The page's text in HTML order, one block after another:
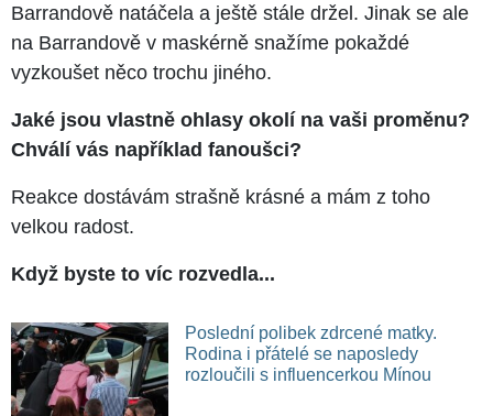
Barrandově natáčela a ještě stále držel. Jinak se ale
na Barrandově v maskérně snažíme pokaždé
vyzkoušet něco trochu jiného.
Jaké jsou vlastně ohlasy okolí na vaši proměnu?
Chválí vás například fanoušci?
Reakce dostávám strašně krásné a mám z toho
velkou radost.
Když byste to víc rozvedla...
Poslední polibek zdrcené matky.
Rodina i přátelé se naposledy
rozloučili s influencerkou Mínou